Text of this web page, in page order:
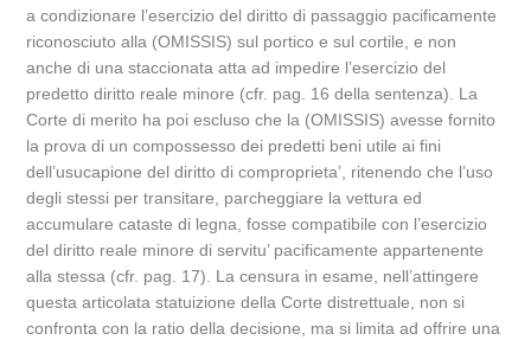
a condizionare l’esercizio del diritto di passaggio pacificamente
riconosciuto alla (OMISSIS) sul portico e sul cortile, e non
anche di una staccionata atta ad impedire l’esercizio del
predetto diritto reale minore (cfr. pag. 16 della sentenza). La
Corte di merito ha poi escluso che la (OMISSIS) avesse fornito
la prova di un compossesso dei predetti beni utile ai fini
dell’usucapione del diritto di comproprieta’, ritenendo che l’uso
degli stessi per transitare, parcheggiare la vettura ed
accumulare cataste di legna, fosse compatibile con l’esercizio
del diritto reale minore di servitu’ pacificamente appartenente
alla stessa (cfr. pag. 17). La censura in esame, nell’attingere
questa articolata statuizione della Corte distrettuale, non si
confronta con la ratio della decisione, ma si limita ad offrire una